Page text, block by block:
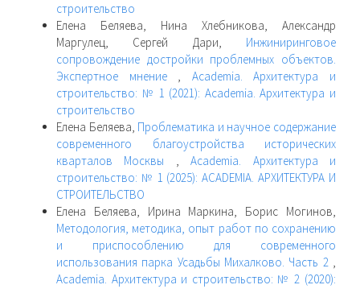
строительство
Елена Беляева, Нина Хлебникова, Александр
Маргулец, Сергей Дари, Инжиниринговое
сопровождение достройки проблемных объектов.
Экспертное мнение , Academia. Архитектура и
строительство: № 1 (2021): Academia. Архитектура и
строительство
Елена Беляева, Проблематика и научное содержание
современного благоустройства исторических
кварталов Москвы ,Academia. Архитектура и
строительство: № 1 (2025): ACADEMIA. АРХИТЕКТУРА И
СТРОИТЕЛЬСТВО
Елена Беляева, Ирина Маркина, Борис Могинов,
Методология, методика, опыт работ по сохранению
и приспособлению для современного
использования парка Усадьбы Михалково. Часть 2 ,
Academia. Архитектура и строительство: № 2 (2020):